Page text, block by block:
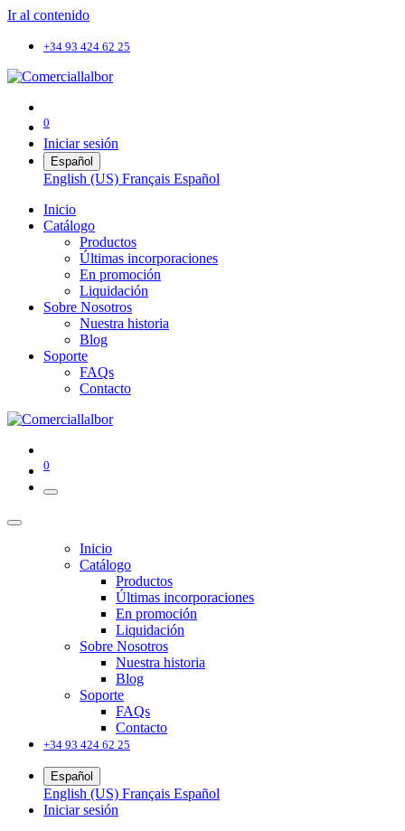
Ir al contenido
+34 93 424 62 25
0
Iniciar sesión
Español
English (US) Français Español
Inicio
Catálogo
Productos
Últimas incorporaciones
En promoción
Liquidación
Sobre Nosotros
Nuestra historia
Blog
Soporte
FAQs
Contacto
0
Inicio
Catálogo
Productos
Últimas incorporaciones
En promoción
Liquidación
Sobre Nosotros
Nuestra historia
Blog
Soporte
FAQs
Contacto
+34 93 424 62 25
Español
English (US) Français Español
Iniciar sesión